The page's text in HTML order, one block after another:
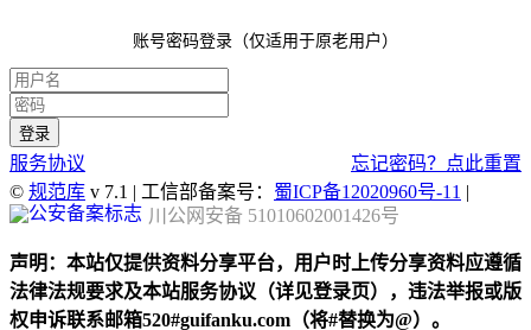
账号密码登录（仅适用于原老用户）
服务协议
忘记密码？点此重置
© 规范库 v 7.1 | 工信部备案号： 蜀ICP备12020960号-11 |
川公网安备 51010602001426号
声明：本站仅提供资料分享平台，用户时上传分享资料应遵循
法律法规要求及本站服务协议（详见登录页），违法举报或版
权申诉联系邮箱520#guifanku.com（将#替换为@）。